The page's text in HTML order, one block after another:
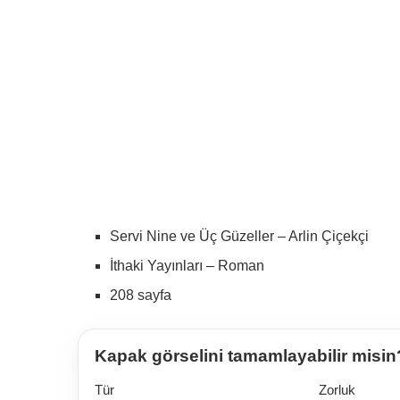
Servi Nine ve Üç Güzeller – Arlin Çiçekçi
İthaki Yayınları – Roman
208 sayfa
Kapak görselini tamamlayabilir
Tür Zorluk